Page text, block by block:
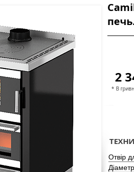
2
* В
Отвір